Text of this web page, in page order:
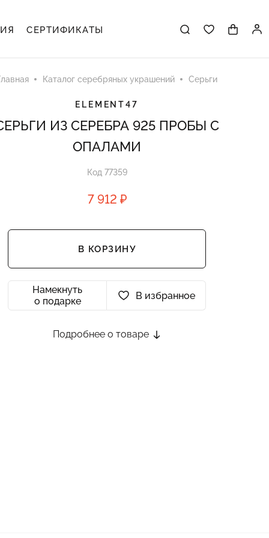
СЕРТИФИКАТЫ
Каталог серебряных украшений Серьги
ELEMENT47
ИЗ СЕРЕБРА 925 ПРОБЫ С
ОПАЛАМИ
Код 77359
7 912 ₽
В КОРЗИНУ
Намекнуть
о подарке
В избранное
Подробнее о товаре